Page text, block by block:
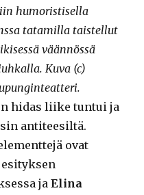
humoristisella
tatamilla taistellut
väännössä
Kuva (c)
hidas liike tuntui ja
antiteesiltä.
ovat
esityksen
jaElina